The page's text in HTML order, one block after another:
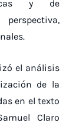
y de
el análisis
de la
en el texto
Claro